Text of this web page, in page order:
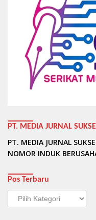
PT. MEDIA JURNAL
PT. MEDIA JURNAL
NOMOR INDUK
Pos Terbaru
Pos
Terbaru